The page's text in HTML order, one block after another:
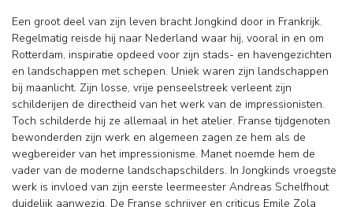
Een groot deel van zijn leven bracht Jongkind door in Frankrijk.
Regelmatig reisde hij naar Nederland waar hij, vooral in en om
Rotterdam, inspiratie opdeed voor zijn stads- en havengezichten
en landschappen met schepen. Uniek waren zijn landschappen
bij maanlicht. Zijn losse, vrije penseelstreek verleent zijn
schilderijen de directheid van het werk van de impressionisten.
Toch schilderde hij ze allemaal in het atelier. Franse tijdgenoten
bewonderden zijn werk en algemeen zagen ze hem als de
wegbereider van het impressionisme. Manet noemde hem de
vader van de moderne landschapschilders. In Jongkinds vroegste
werk is invloed van zijn eerste leermeester Andreas Schelfhout
duidelijk aanwezig. De Franse schrijver en criticus Emile Zola